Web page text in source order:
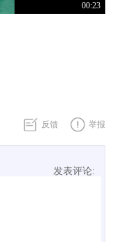
00:23
反馈 举报
发表评论: